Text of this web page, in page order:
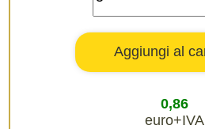
0,86
euro+IVA